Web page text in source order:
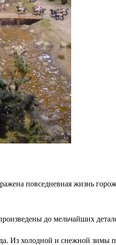
повседневная жизнь
до мельчайших
Из холодной и снежной зимы